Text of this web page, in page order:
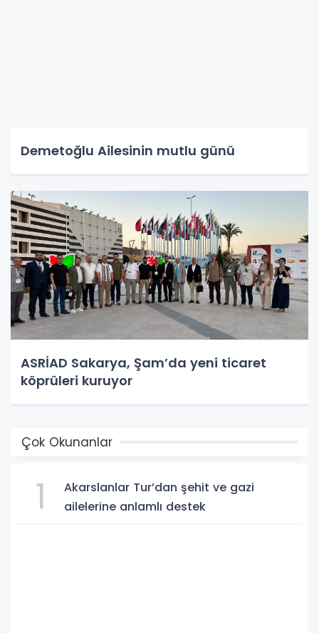
Demetoğlu Ailesinin mutlu günü
ASRİAD Sakarya, Şam’da yeni ticaret
köprüleri kuruyor
Çok Okunanlar
1
Akarslanlar Tur’dan şehit ve gazi
ailelerine anlamlı destek